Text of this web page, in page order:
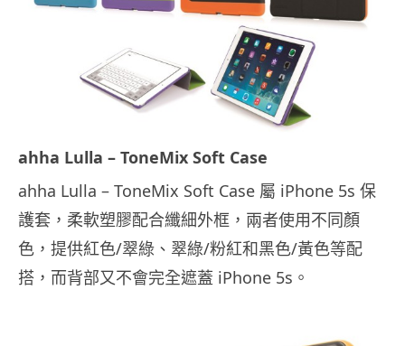
ahha Lulla – ToneMix Soft Case
ahha Lulla – ToneMix Soft Case 屬 iPhone 5s 保
護套，柔軟塑膠配合纖細外框，兩者使用不同顏
色，提供紅色/翠綠、翠綠/粉紅和黑色/黃色等配
搭，而背部又不會完全遮蓋 iPhone 5s。